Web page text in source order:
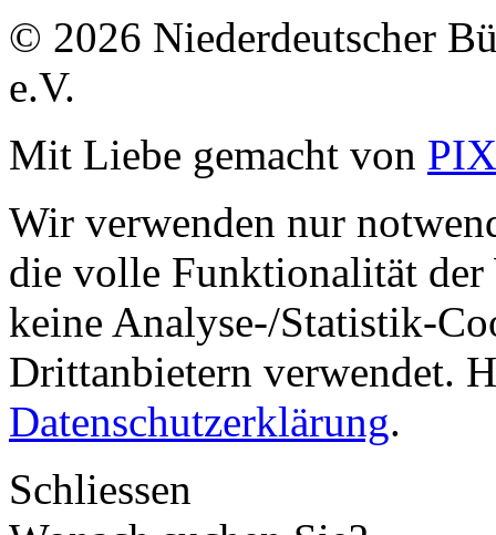
© 2026 Niederdeutscher
e.V.
Mit Liebe gemacht von
Wir verwenden nur
die volle Funktionalität der
keine Analyse-/Statistik-
Drittanbietern verwendet.
Datenschutzerklärung.
Schliessen